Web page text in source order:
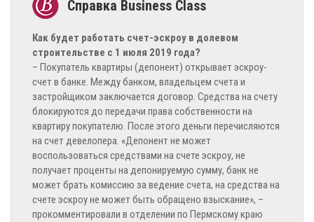
Как будет работать счет-эскроу в долевом
строительстве с 1 июля 2019 года?
– Покупатель квартиры (депонент) открывает эскроу-
счет в банке. Между банком, владельцем счета и
застройщиком заключается договор. Средства на счету
блокируются до передачи права собственности на
квартиру покупателю. После этого деньги перечисляются
на счет девелопера. «Депонент не может
воспользоваться средствами на счете эскроу, не
получает проценты на депонируемую сумму, банк не
может брать комиссию за ведение счета, на средства на
счете эскроу не может быть обращено взыскание», –
прокомментировали в отделении по Пермскому краю